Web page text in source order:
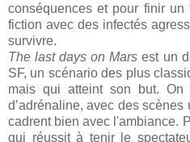
conséquences et pour finir
fiction avec des infectés
survivre.
The last days on Mars est un
SF, un scénario des plus
mais qui atteint son but.
d’adrénaline, avec des
cadrent bien avec l'ambiance.
qui réussit à tenir le